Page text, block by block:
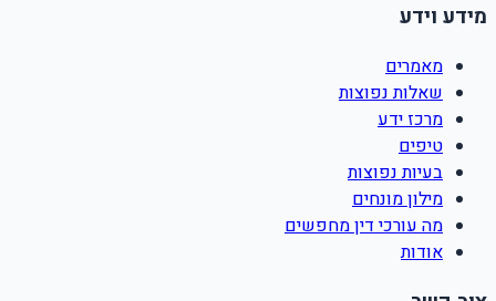
מידע וידע
מאמרים
שאלות נפוצות
מרכז ידע
טיפים
בעיות נפוצות
מילון מונחים
מה עורכי דין מחפשים
אודות